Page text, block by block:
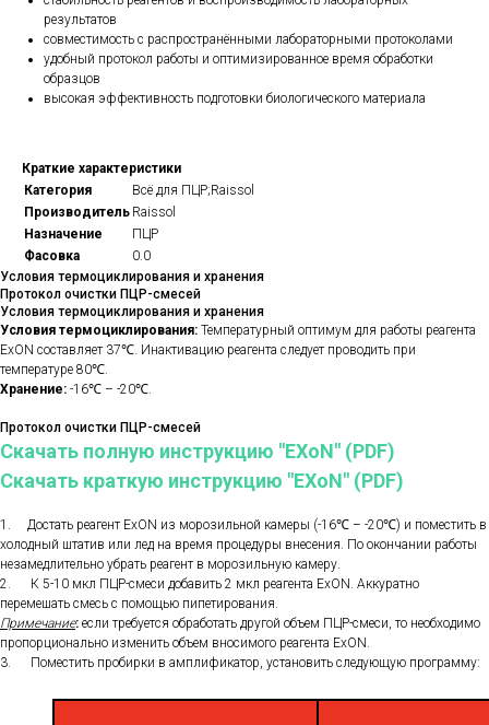
результатов
совместимость с распространёнными лабораторными протоколами
удобный протокол работы и оптимизированное время обработки
образцов
высокая эффективность подготовки биологического материала
Краткие характеристики
Категория
Всё для ПЦР;Raissol
Производитель Raissol
Назначение
ПЦР
Фасовка
0.0
Условия термоциклирования и хранения
Протокол очистки ПЦР-смесей
Условия термоциклирования и хранения
Условия термоциклирования: Температурный оптимум для работы реагента
ExON составляет 37℃. Инактивацию реагента следует проводить при
температуре 80℃.
Хранение: -16℃ – -20℃.
Протокол очистки ПЦР-смесей
Скачать полную инструкцию "EXoN" (PDF)
Скачать краткую инструкцию "EXoN" (PDF)
1.
Достать реагент ExON из морозильной камеры (-16℃ – -20℃) и поместить в
холодный штатив или лед на время процедуры внесения. По окончании работы
незамедлительно убрать реагент в морозильную камеру.
2. К 5-10 мкл ПЦР-смеси добавить 2 мкл реагента ExON. Аккуратно
перемешать смесь с помощью пипетирования.
Примечание: если требуется обработать другой объем ПЦР-смеси, то необходимо
пропорционально изменить объем вносимого реагента ExON.
3. Поместить пробирки в амплификатор, установить следующую программу: